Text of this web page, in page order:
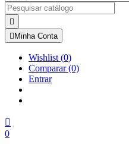

 Minha Conta
Wishlist (0)
Comparar(0)
Entrar

0